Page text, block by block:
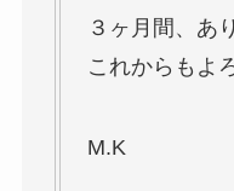
３ヶ月間、あ
これからもよ
M.K